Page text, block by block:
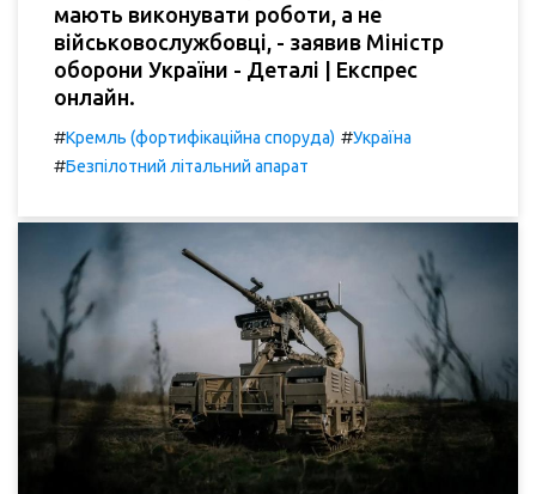
мають виконувати роботи, а не
військовослужбовці, - заявив Міністр
оборони України - Деталі | Експрес
онлайн.
#Кремль (фортифікаційна споруда) #Україна
#Безпілотний літальний апарат